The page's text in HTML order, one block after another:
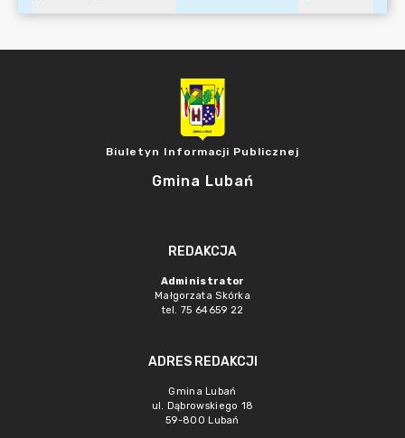
Biuletyn Informacji Publicznej
Gmina Lubań
REDAKCJA
Administrator
Małgorzata Skórka
tel. 75 64659 22
ADRES REDAKCJI
Gmina Lubań
ul. Dąbrowskiego 18
59-800 Lubań